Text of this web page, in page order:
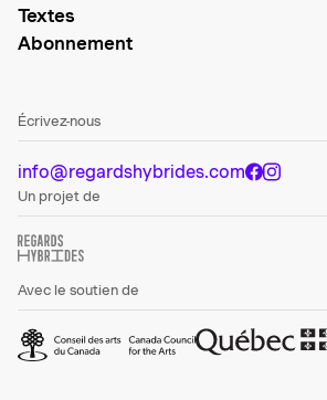
Textes
Abonnement
Écrivez-nous
info@regardshybrides.com
Un projet de
Avec le soutien de